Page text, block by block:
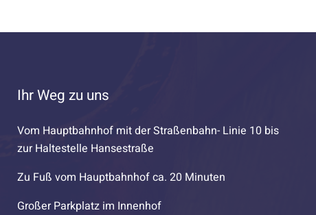
Ihr Weg zu uns
Vom Hauptbahnhof mit der Straßenbahn- Linie 10 bis
zur Haltestelle Hansestraße
Zu Fuß vom Hauptbahnhof ca. 20 Minuten
Großer Parkplatz im Innenhof